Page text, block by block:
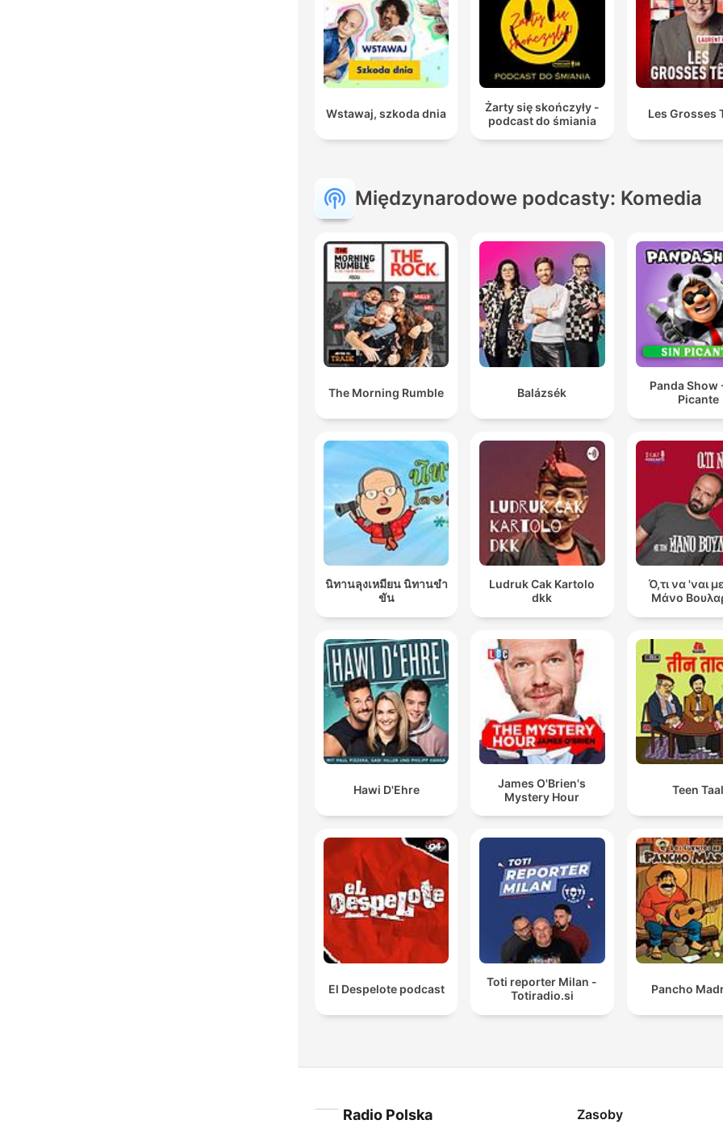
Wstawaj, szkoda dnia
Żarty się skończyły -
podcast do śmiania
Les Grosses
Międzynarodowe podcasty: Komedia
The Morning Rumble Balázsék
Panda Show
Picante
นิทานลุงเหมียน นิทานขำ
ขัน
Ludruk Cak Kartolo
dkk
Ό,τι να 'ναι
Μάνο
Hawi D'Ehre
James O'Brien's
Mystery Hour
Teen Taal
El Despelote podcast
Toti reporter Milan -
Totiradio.si
Pancho
Radio Polska Zasoby